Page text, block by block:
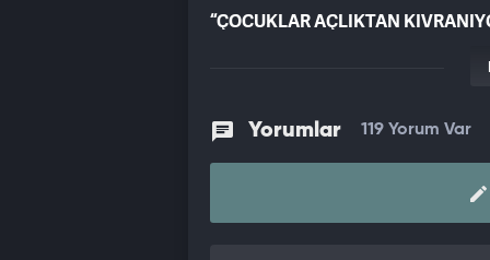
“ÇOCUKLAR AÇLIKTAN
“Çocukların açlıktan
BM’YE 7. BÖLÜM ÇAĞRISI
İrlanda Cumhurbaşkanı, Birleşmiş
Sekreteri’nin BM Sözleşmesi’nin 7.
onayı olmaksızın bile insani bir
Yorumlar 119 Yorum Var